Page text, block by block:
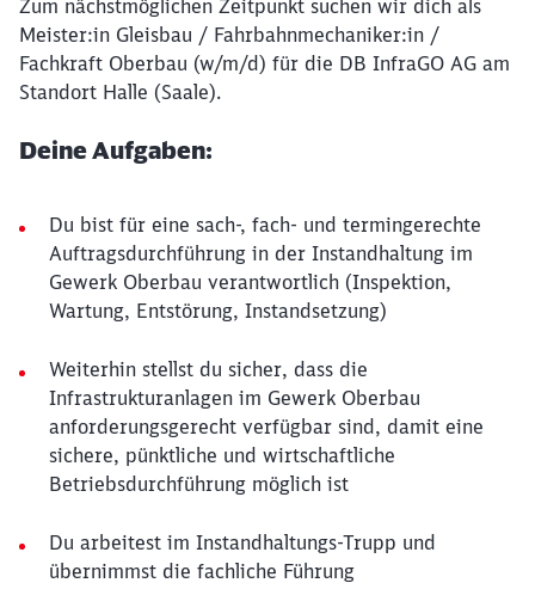
Zum nächstmöglichen Zeitpunkt suchen wir dich als
Meister:in Gleisbau / Fahrbahnmechaniker:in /
Fachkraft Oberbau (w/m/d) für die DB InfraGO AG am
Standort Halle (Saale).
Deine Aufgaben:
Du bist für eine sach-, fach- und termingerechte
Auftragsdurchführung in der Instandhaltung im
Gewerk Oberbau verantwortlich (Inspektion,
Wartung, Entstörung, Instandsetzung)
Weiterhin stellst du sicher, dass die
Infrastrukturanlagen im Gewerk Oberbau
anforderungsgerecht verfügbar sind, damit eine
sichere, pünktliche und wirtschaftliche
Betriebsdurchführung möglich ist
Du arbeitest im Instandhaltungs-Trupp und
übernimmst die fachliche Führung